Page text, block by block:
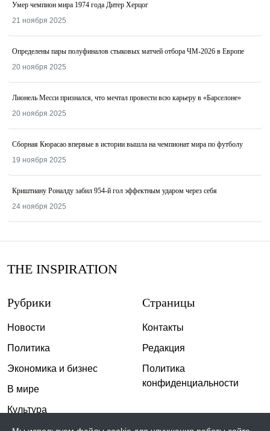
Умер чемпион мира 1974 года Дитер Херцог
21 ноября 2025
Определены пары полуфиналов стыковых матчей отбора ЧМ-2026 в Европе
20 ноября 2025
Лионель Месси признался, что мечтал провести всю карьеру в «Барселоне»
20 ноября 2025
Сборная Кюрасао впервые в истории вышла на чемпионат мира по футболу
19 ноября 2025
Криштиану Роналду забил 954-й гол эффектным ударом через себя
24 ноября 2025
THE INSPIRATION
Рубрики
Новости
Политика
Экономика и бизнес
В мире
Культура
Страницы
Контакты
Редакция
Политика
конфиденциальности